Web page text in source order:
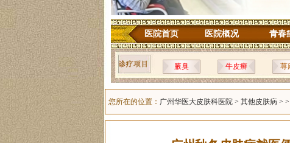
医院首页 医院概况 青春
腋臭 牛皮癣 荨
您所在的位置： 广州华医大皮肤科医院> 其他皮肤病> >